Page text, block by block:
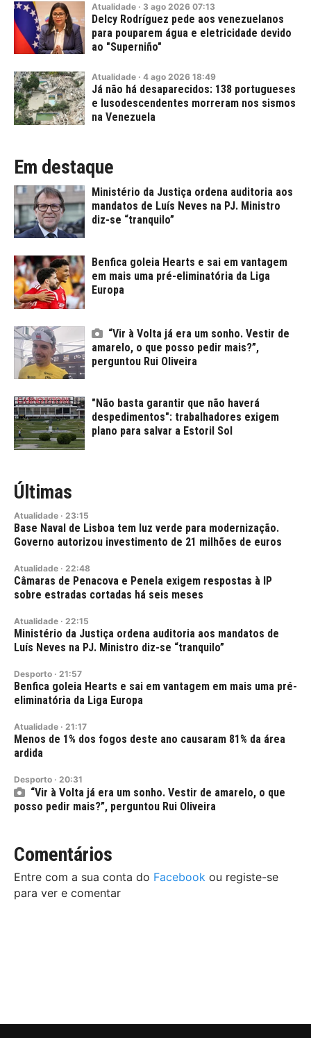
Atualidade · 3 ago 2026 07:13
Delcy Rodríguez pede aos venezuelanos
para pouparem água e eletricidade devido
ao "Superniño"
Atualidade · 4 ago 2026 18:49
Já não há desaparecidos: 138 portugueses
e lusodescendentes morreram nos sismos
na Venezuela
Em destaque
Ministério da Justiça ordena auditoria aos
mandatos de Luís Neves na PJ. Ministro
diz-se “tranquilo”
Benfica goleia Hearts e sai em vantagem
em mais uma pré-eliminatória da Liga
Europa
“Vir à Volta já era um sonho. Vestir de
amarelo, o que posso pedir mais?”,
perguntou Rui Oliveira
"Não basta garantir que não haverá
despedimentos": trabalhadores exigem
plano para salvar a Estoril Sol
Últimas
Atualidade · 23:15
Base Naval de Lisboa tem luz verde para modernização.
Governo autorizou investimento de 21 milhões de euros
Atualidade · 22:48
Câmaras de Penacova e Penela exigem respostas à IP
sobre estradas cortadas há seis meses
Atualidade · 22:15
Ministério da Justiça ordena auditoria aos mandatos de
Luís Neves na PJ. Ministro diz-se “tranquilo”
Desporto · 21:57
Benfica goleia Hearts e sai em vantagem em mais uma pré-
eliminatória da Liga Europa
Atualidade · 21:17
Menos de 1% dos fogos deste ano causaram 81% da área
ardida
Desporto · 20:31
“Vir à Volta já era um sonho. Vestir de amarelo, o que
posso pedir mais?”, perguntou Rui Oliveira
Comentários
Entre com a sua conta do Facebook ou registe-se
para ver e comentar